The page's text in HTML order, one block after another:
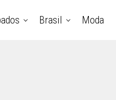
Brasil Moda